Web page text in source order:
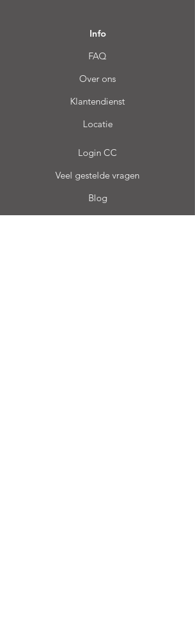
Info
FAQ
Over ons
Klantendienst
Locatie
Login CC
Veel gestelde vragen
Blog